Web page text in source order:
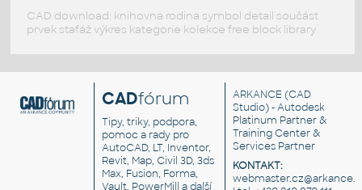
CAD download: knihovna rodina symbol detail součást
prvek stafáž výkres kategorie kolekce free block library
CADfórum
Tipy, triky, podpora,
pomoc a rady pro
AutoCAD, LT, Inventor,
Revit, Map, Civil 3D, 3ds
Max, Fusion, Forma,
Vault, PowerMill a další
ARKANCE (CAD
Studio) - Autodesk
Platinum Partner &
Training Center &
Services Partner
KONTAKT: